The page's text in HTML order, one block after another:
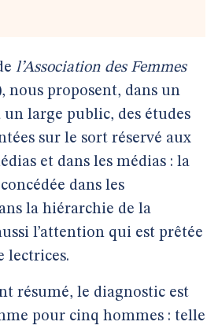
l’Association des Femmes
nous proposent, dans un
un large public, des études
sur le sort réservé aux
et dans les médias : la
dans les
la hiérarchie de la
l’attention qui est prêtée
lectrices.
résumé, le diagnostic est
pour cinq hommes : telle